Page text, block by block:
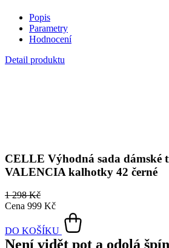
Parametry
Hodnocení
Detail produktu
VALENCIA kalhotky 42 černé
1 298 Kč
Cena999 Kč
Není vidět pot a odolá špíně